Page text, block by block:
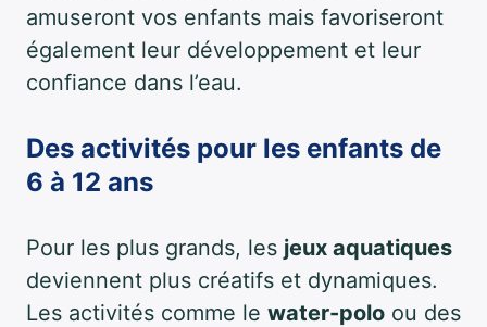
amuseront vos enfants mais favoriseront
également leur développement et leur
confiance dans l’eau.
Des activités pour les enfants de
6 à 12 ans
Pour les plus grands, les jeux aquatiques
deviennent plus créatifs et dynamiques.
Les activités comme le water-polo ou des